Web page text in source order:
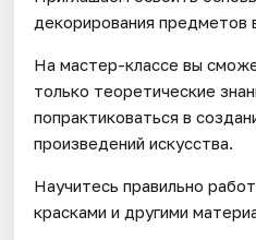
декорирования предметов
На мастер-классе вы
только теоретические
попрактиковаться в
произведений искусства.
Научитесь правильно
красками и другими